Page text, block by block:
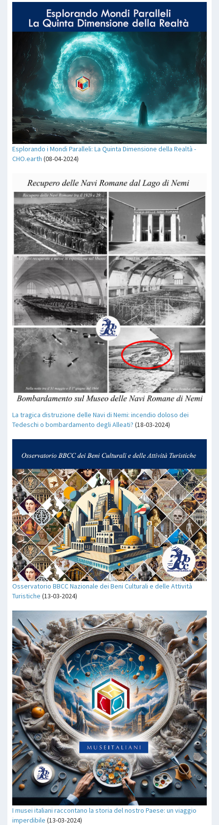
Esplorando i Mondi Paralleli: La Quinta Dimensione della Realtà -
CHO.earth (08-04-2024)
La tragica distruzione delle Navi di Nemi: incendio doloso dei
Tedeschi o bombardamento degli Alleati? (18-03-2024)
Osservatorio BBCC Nazionale dei Beni Culturali e delle Attività
Turistiche (13-03-2024)
I musei italiani raccontano la storia del nostro Paese: un viaggio
imperdibile (13-03-2024)